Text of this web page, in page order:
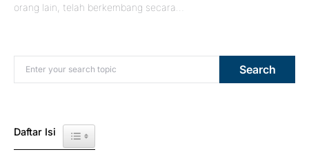
orang lain, telah berkembang secara…
Search for: Search
Daftar Isi Toggle Table of Content